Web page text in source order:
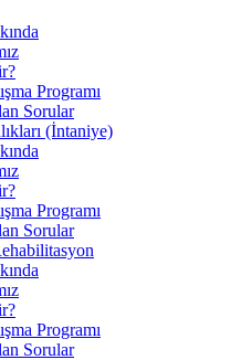
Programı
Sorular
(İntaniye)
Programı
Sorular
Programı
Sorular